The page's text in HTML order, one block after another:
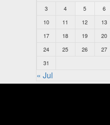
3
4 5 6
10
11 12 13
17
18 19 20
24
25 26 27
31
« Jul